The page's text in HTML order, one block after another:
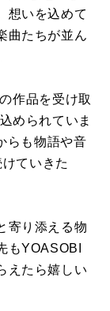
想いを込めて
曲たちが並ん
作品を受け取
められていま
らも物語や音
ていきた
寄り添える物
もYOASOBI
えたら嬉しい